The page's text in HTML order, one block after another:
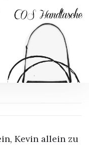
Kevin allein zu